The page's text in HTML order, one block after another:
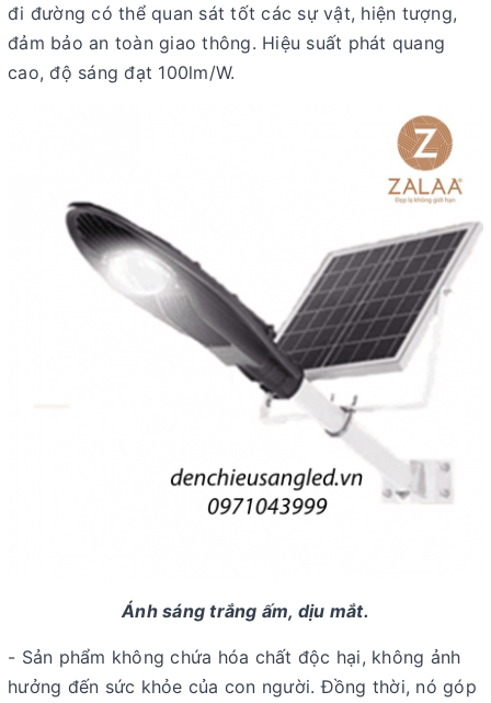
đi đường có thể quan sát tốt các sự vật, hiện tượng,
đảm bảo an toàn giao thông. Hiệu suất phát quang
cao, độ sáng đạt 100lm/W.
Ánh sáng trắng ấm, dịu mắt.
- Sản phẩm không chứa hóa chất độc hại, không ảnh
hưởng đến sức khỏe của con người. Đồng thời, nó góp